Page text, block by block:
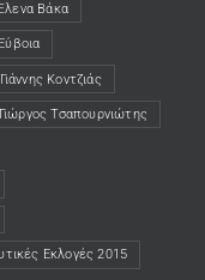
Βάκα
Γιάννης Κοντζιάς
Γιώργος Τσαπουρνιώτης
Εκλογές 2015